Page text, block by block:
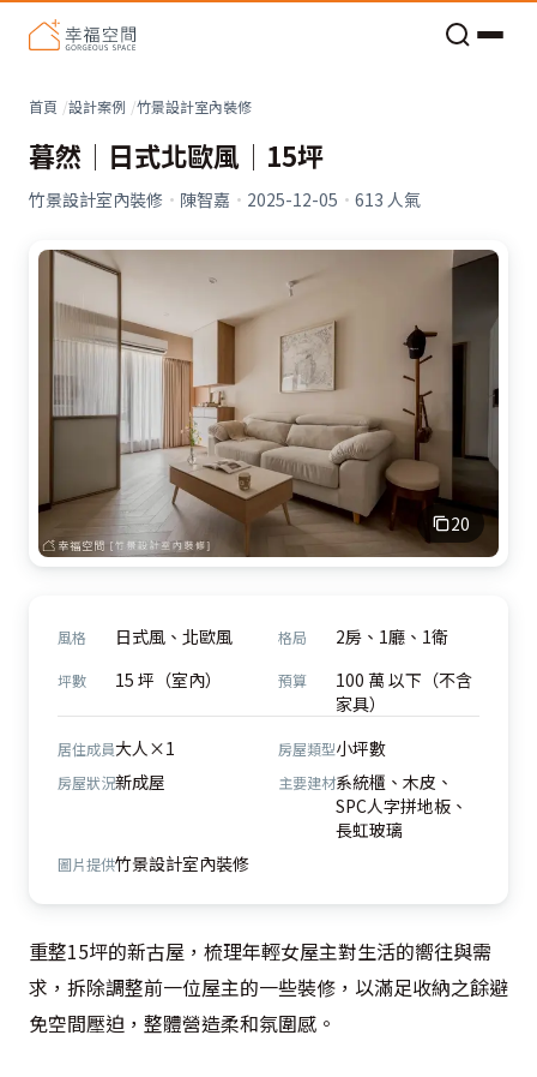
首頁 設計案例 竹景設計室內裝修
暮然│日式北歐風│15坪
竹景設計室內裝修 · 陳智嘉 · 2025-12-05 · 613 人氣
20
風格 日式風、北歐風 格局 2房、1廳、1衛
坪數 15 坪（室內） 預算
100 萬 以下（不含
家具）
居住成員大人×1 房屋類型小坪數
房屋狀況新成屋 主要建材系統櫃、木皮、
SPC人字拼地板、
長虹玻璃
圖片提供竹景設計室內裝修
重整15坪的新古屋，梳理年輕女屋主對生活的嚮往與需
求，拆除調整前一位屋主的一些裝修，以滿足收納之餘避
免空間壓迫，整體營造柔和氛圍感。